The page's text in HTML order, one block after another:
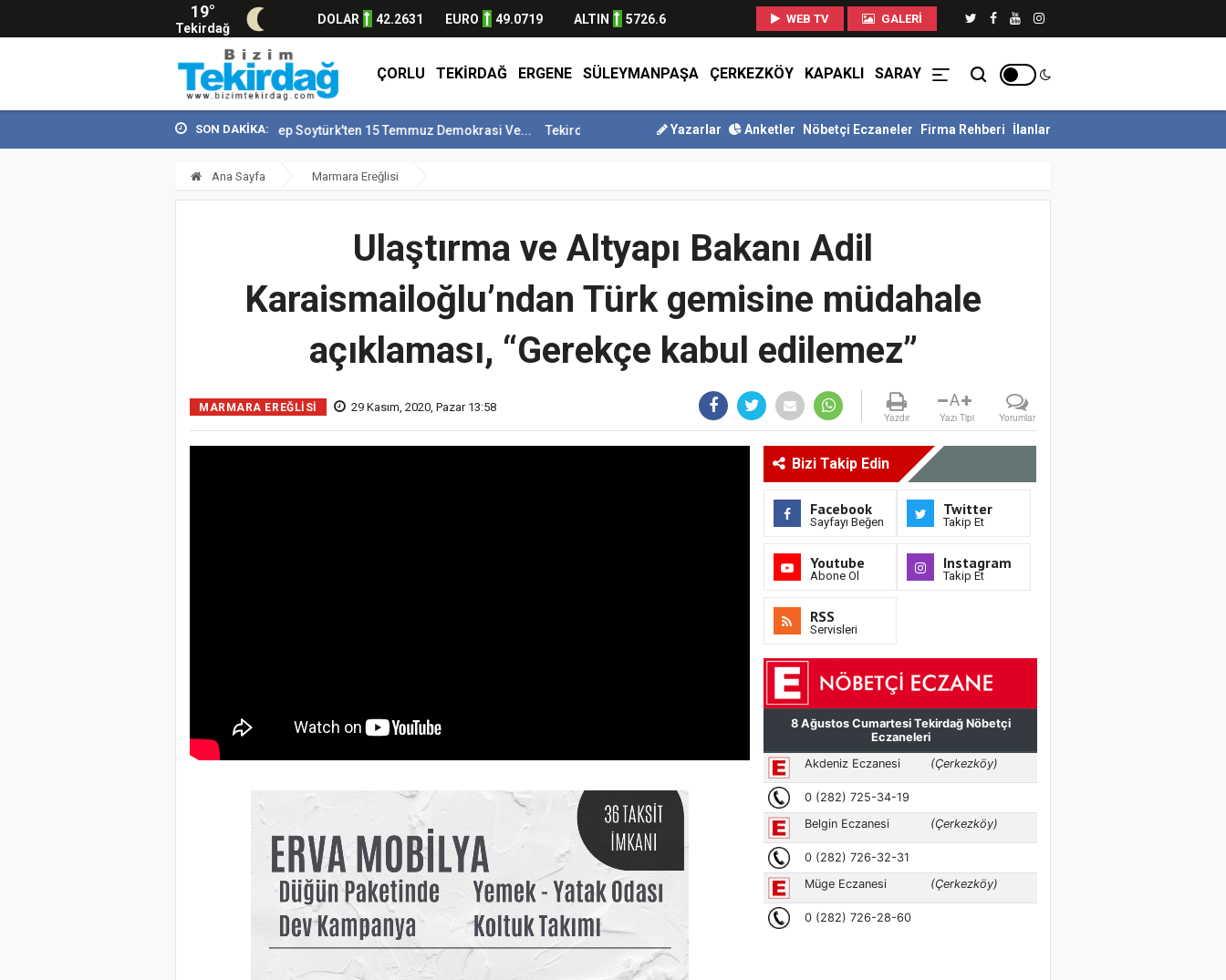
19°
Tekirdağ
DOLAR 42.2631 EURO 49.0719 ALTIN 5726.6 WEB TV GALERI
ÇORLU TEKIRDAĞ ERGENE SÜLEYMANPAŞA ÇERKEZKÖY KAPAKLI SARAY
SON DAKİKA:
Vali Recep Soytürk'ten 15 Temmuz Demokrasi Ve... Tekirdağ En Çok Göç Alan İller Arasında 9. Sı... Süleymanpaşa Sahillerinde İzinsiz Şezlonglar...
Yazarlar Anketler Nöbetçi Eczaneler Firma Rehberi İlanlar
Ana Sayfa Marmara Ereğlisi
Ulaştırma ve Altyapı Bakanı Adil
Karaismailoğlu’ndan Türk gemisine müdahale
açıklaması, “Gerekçe kabul edilemez”
MARMARA EREĞLISI 29 Kasım, 2020, Pazar 13:58
Yazdır
A
Yazı Tipi Yorumlar
Bizi Takip Edin
Facebook
Sayfayı Beğen
Twitter
Takip Et
Youtube
Abone Ol
Instagram
Takip Et
RSS
Servisleri